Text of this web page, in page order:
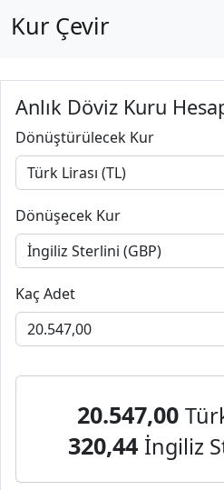
Kur Çevir
Anlık Döviz Kuru
Dönüştürülecek Kur
Dönüşecek Kur
Kaç Adet
20.547,00
320,44 İngiliz